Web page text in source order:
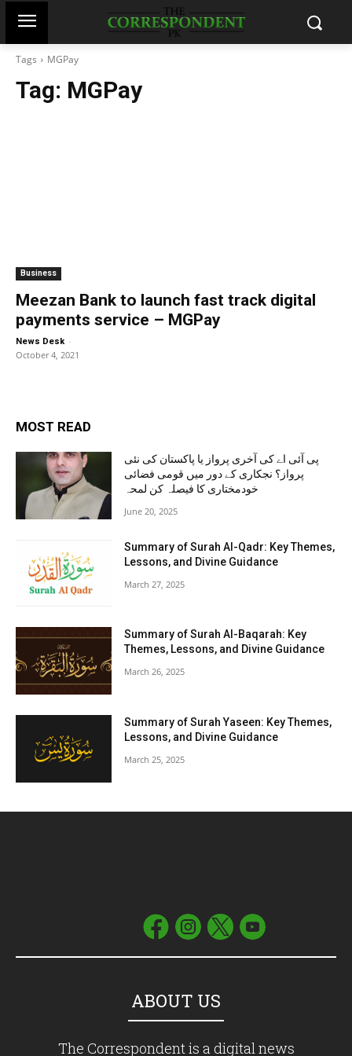
Tags MGPay
Tag: MGPay
Business
Meezan Bank to launch fast track digital
payments service – MGPay
News Desk -
October 4, 2021
MOST READ
پی آئی اے کی آخری پرواز یا پاکستان کی نئی
پرواز؟ نجکاری کے دور میں قومی فضائی
خودمختاری کا فیصلہ کن لمحہ
June 20, 2025
Summary of Surah Al-Qadr: Key Themes,
Lessons, and Divine Guidance
March 27, 2025
Summary of Surah Al-Baqarah: Key
Themes, Lessons, and Divine Guidance
March 26, 2025
Summary of Surah Yaseen: Key Themes,
Lessons, and Divine Guidance
March 25, 2025
ABOUT US
The Correspondent is a digital news